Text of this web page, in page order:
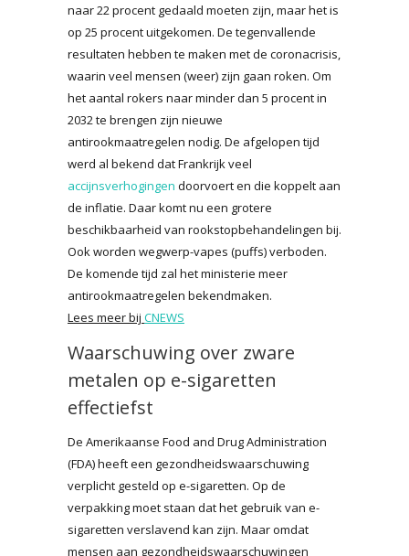
naar 22 procent gedaald moeten zijn, maar het is
op 25 procent uitgekomen. De tegenvallende
resultaten hebben te maken met de coronacrisis,
waarin veel mensen (weer) zijn gaan roken. Om
het aantal rokers naar minder dan 5 procent in
2032 te brengen zijn nieuwe
antirookmaatregelen nodig. De afgelopen tijd
werd al bekend dat Frankrijk veel
accijnsverhogingen doorvoert en die koppelt aan
de inflatie. Daar komt nu een grotere
beschikbaarheid van rookstopbehandelingen bij.
Ook worden wegwerp-vapes (puffs) verboden.
De komende tijd zal het ministerie meer
antirookmaatregelen bekendmaken.
Lees meer bij CNEWS
Waarschuwing over zware
metalen op e-sigaretten
effectiefst
De Amerikaanse Food and Drug Administration
(FDA) heeft een gezondheidswaarschuwing
verplicht gesteld op e-sigaretten. Op de
verpakking moet staan dat het gebruik van e-
sigaretten verslavend kan zijn. Maar omdat
mensen aan gezondheidswaarschuwingen